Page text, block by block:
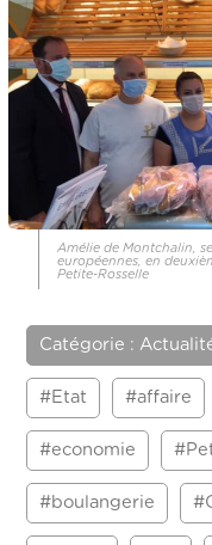
Amélie de Montchalin,
européennes, en
Petite-Rosselle
Catégorie :
#Etat #affaire
#economie
#boulangerie